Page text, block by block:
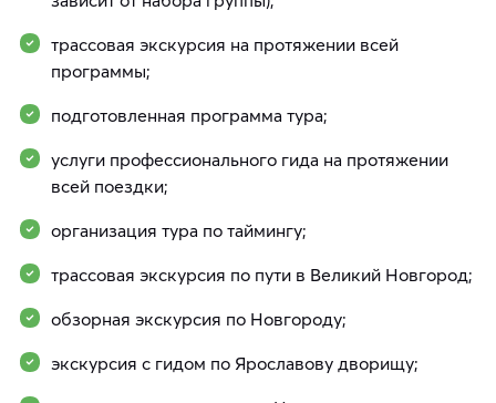
трассовая экскурсия на протяжении всей
программы;
подготовленная программа тура;
услуги профессионального гида на протяжении
всей поездки;
организация тура по таймингу;
трассовая экскурсия по пути в Великий Новгород;
обзорная экскурсия по Новгороду;
экскурсия с гидом по Ярославову дворищу;